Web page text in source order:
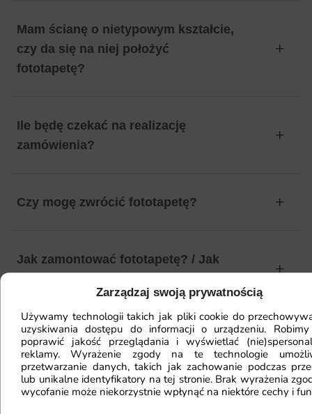
Zarządzaj swoją prywatnością
Używamy technologii takich jak pliki cookie do
uzyskiwania dostępu do informacji o urządzeniu.
poprawić jakość przeglądania i wyświetlać
reklamy. Wyrażenie zgody na te technologie
przetwarzanie danych, takich jak zachowanie podczas
lub unikalne identyfikatory na tej stronie. Brak wyrażenia
wycofanie może niekorzystnie wpłynąć na niektóre cechy i
Mam ścianę o nietypowym kształcie,
czy da się na niej położyć
fototapetę?
Ile będę czekać na realizację
zamówienia?
Czy mogę zwrócić fototapetę?
Jak zamontować fototapetę? / Jak
Fototapeta ma inny kolor na telefonie
a inny na komputerze. Jak sprawdzić
kolor?